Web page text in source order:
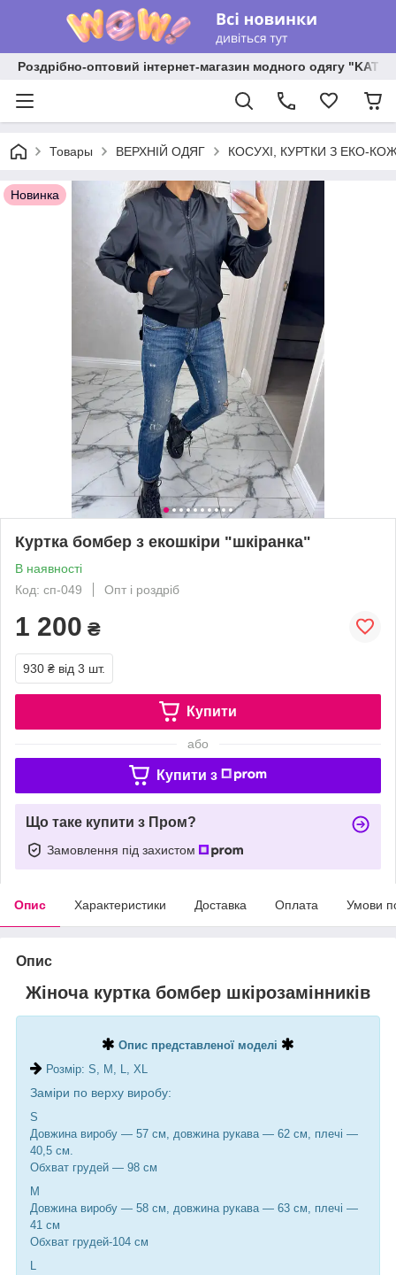
Роздрібно-оптовий інтернет-магазин модного одягу
Товары ВЕРХНІЙ ОДЯГ КОСУХІ, КУРТКИ З ЕКО-
Новинка
Куртка бомбер з екошкіри "шкіранка"
В наявності
Код: сп-049
Опт і роздріб
1 200 ₴
930 ₴ від 3 шт.
Купити
або
Купити з
Що таке купити з Пром?
Замовлення під захистом
Опис Характеристики Доставка Оплата Умови
Опис
Жіноча куртка бомбер шкірозамінників
Опис представленої моделі
Розмір: S, M, L, XL
Заміри по верху виробу:
S
Довжина виробу — 57 см, довжина рукава — 62 см, плечі —
40,5 см.
Обхват грудей — 98 см
М
Довжина виробу — 58 см, довжина рукава — 63 см, плечі —
41 см
Обхват грудей-104 см
L